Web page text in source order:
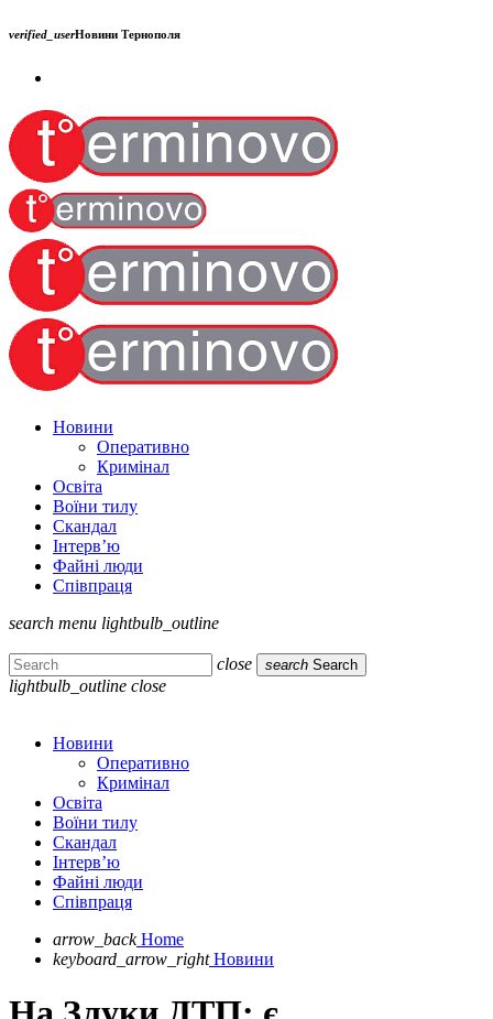
verified_userНовини Тернополя
Новини
Оперативно
Кримінал
Освіта
Воїни тилу
Скандал
Інтерв’ю
Файні люди
Співпраця
search menu lightbulb_outline
close search Search
lightbulb_outline close
Новини
Оперативно
Кримінал
Освіта
Воїни тилу
Скандал
Інтерв’ю
Файні люди
Співпраця
arrow_back Home
keyboard_arrow_right Новини